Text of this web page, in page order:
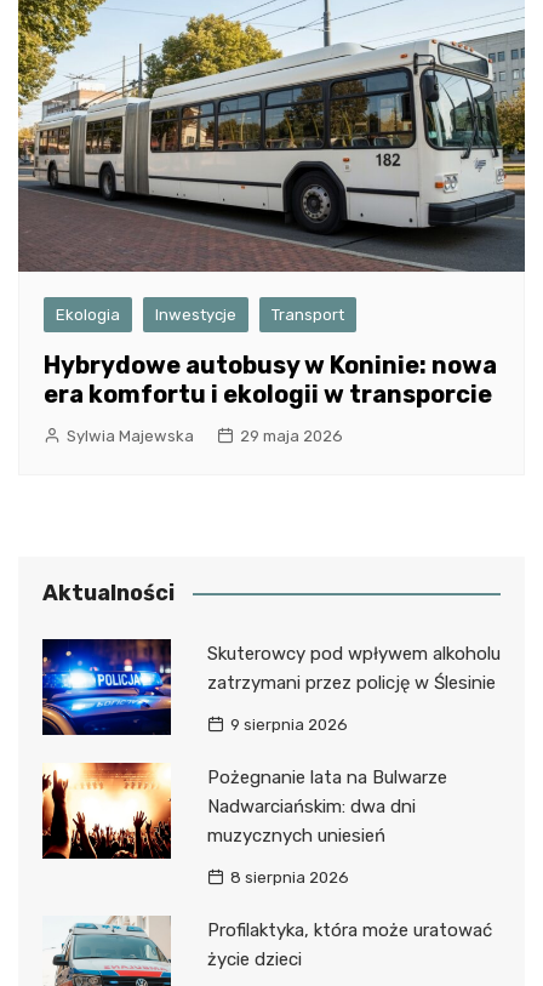
Ekologia Inwestycje Transport
Hybrydowe autobusy w Koninie: nowa
era komfortu i ekologii w transporcie
Sylwia Majewska 29 maja 2026
Aktualności
Skuterowcy pod wpływem alkoholu
zatrzymani przez policję w Ślesinie
9 sierpnia 2026
Pożegnanie lata na Bulwarze
Nadwarciańskim: dwa dni
muzycznych uniesień
8 sierpnia 2026
Profilaktyka, która może uratować
życie dzieci